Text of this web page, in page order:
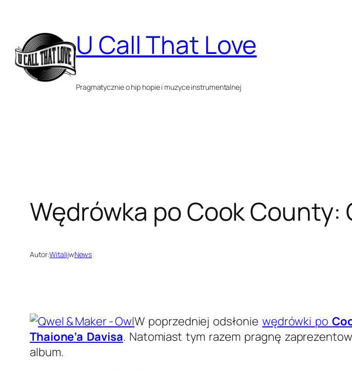
treści
U Call That Love
Pragmatycznie o hip hopie i muzyce instrumentalnej
Wędrówka po Cook County:
Autor:WitalijwNews
W poprzedniej odsłonie wędrówki po
Thaione’a Davisa. Natomiast tym razem pragnę
album.